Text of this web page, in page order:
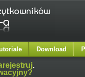
Download
.